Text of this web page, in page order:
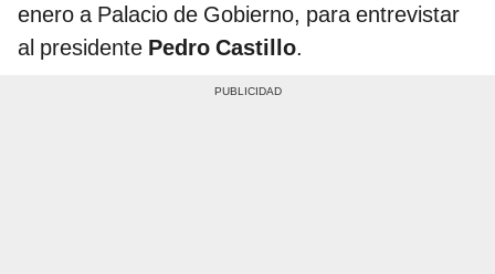
enero a Palacio de Gobierno, para entrevistar
al presidente Pedro Castillo.